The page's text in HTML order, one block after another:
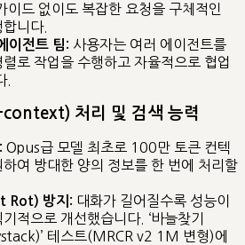
이드 없이도 복잡한 요청을 구체적인
니다.
이전트 팀: 사용자는 여러 에이전트를
로 작업을 수행하고 자율적으로 협업
.
처리 및 검색 능력
Opus급 모델 최초로 100만 토큰 컨텍
여 방대한 양의 정보를 한 번에 처리할
Rot) 방지: 대화가 길어질수록 성능이
적으로 개선했습니다. ‘바늘찾기
테스트(MRCR v2 1M 변형)에